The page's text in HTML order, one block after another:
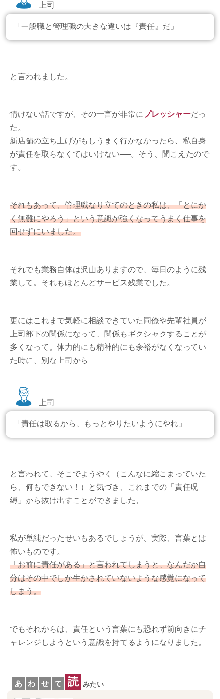
上司
「一般職と管理職の大きな違いは『責任』だ」
と言われました。
情けない話ですが、その一言が非常にプレッシャーだっ
た。
新店舗の立ち上げがもしうまく行かなかったら、私自身
が責任を取らなくてはいけない──。そう、聞こえたので
す。
それもあって、管理職なり立てのときの私は、「とにか
く無難にやろう」という意識が強くなってうまく仕事を
回せずにいました。
それでも業務自体は沢山ありますので、毎日のように残
業して。それもほとんどサービス残業でした。
更にはこれまで気軽に相談できていた同僚や先輩社員が
上司部下の関係になって、関係もギクシャクすることが
多くなって。体力的にも精神的にも余裕がなくなってい
た時に、別な上司から
上司
「責任は取るから、もっとやりたいようにやれ」
と言われて、そこでようやく（こんなに縮こまっていた
ら、何もできない！）と気づき、これまでの「責任呪
縛」から抜け出すことができました。
私が単純だったせいもあるでしょうが、実際、言葉とは
怖いものです。
「お前に責任がある」と言われてしまうと、なんだか自
分はその中でしか生かされていないような感覚になって
しまう。
でもそれからは、責任という言葉にも恐れず前向きにチ
ャレンジしようという意識を持てるようになりました。
あ わ せ て 読 みたい